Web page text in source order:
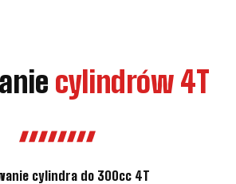
cylindrów 4T
cylindra do 300cc 4T